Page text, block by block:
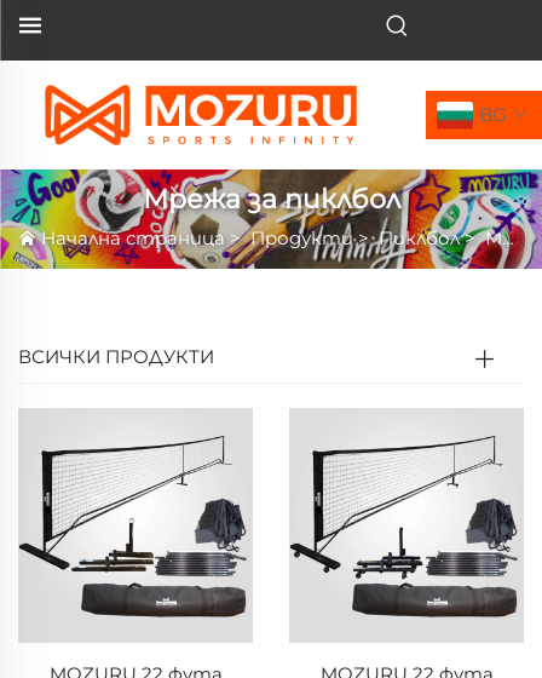
BG
Мрежа за пиклбол
Начална страница>Продукти>Пиклбол>Мрежа за пиклбол
ВСИЧКИ ПРОДУКТИ
MOZURU 22 фута
MOZURU 22 фута